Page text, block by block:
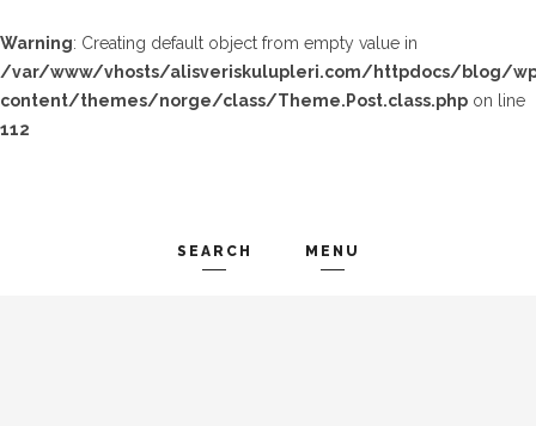
Warning: Creating default object from empty value in
/var/www/vhosts/alisveriskulupleri.com/httpdocs/blog/
content/themes/norge/class/Theme.Post.class.php on line
112
SEARCH MENU